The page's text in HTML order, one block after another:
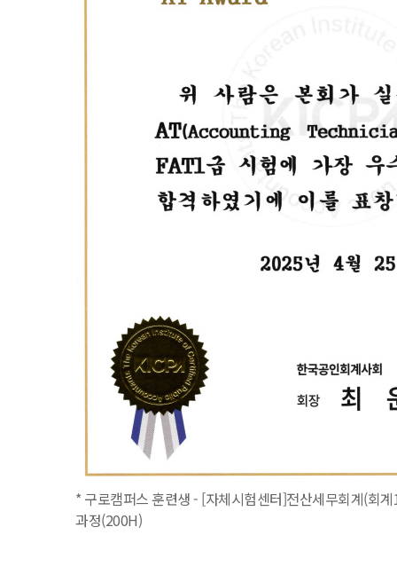
* 구로캠퍼스 훈련생 - [자체시험센터]전산세무회계(회
과정(200H)